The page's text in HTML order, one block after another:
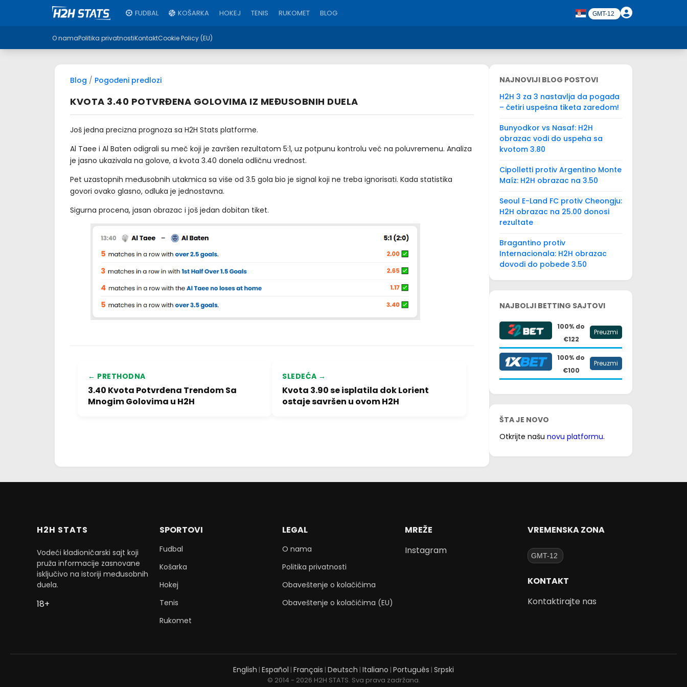
FUDBAL KOŠARKA HOKEJ TENIS RUKOMET BLOG
O namaPolitika privatnostiKontaktCookie Policy (EU)
Blog / Pogođeni predlozi
KVOTA 3.40 POTVRĐENA GOLOVIMA IZ MEĐUSOBNIH DUELA
Još jedna precizna prognoza sa H2H Stats platforme.
Al Taee i Al Baten odigrali su meč koji je završen rezultatom 5:1, uz potpunu kontrolu već na poluvremenu. Analiza
je jasno ukazivala na golove, a kvota 3.40 donela odličnu vrednost.
Pet uzastopnih međusobnih utakmica sa više od 3.5 gola bio je signal koji ne treba ignorisati. Kada statistika
govori ovako glasno, odluka je jednostavna.
Sigurna procena, jasan obrazac i još jedan dobitan tiket.
← PRETHODNA
3.40 Kvota Potvrđena Trendom Sa
Mnogim Golovima u H2H
SLEDEĆA →
Kvota 3.90 se isplatila dok Lorient
ostaje savršen u ovom H2H
NAJNOVIJI BLOG POSTOVI
H2H 3 za 3 nastavlja da pogađa
– četiri uspešna tiketa zaredom!
Bunyodkor vs Nasaf: H2H
obrazac vodi do uspeha sa
kvotom 3.80
Cipolletti protiv Argentino Monte
Maíz: H2H obrazac na 3.50
Seoul E-Land FC protiv Cheongju:
H2H obrazac na 25.00 donosi
rezultate
Bragantino protiv
Internacionala: H2H obrazac
dovodi do pobede 3.50
NAJBOLJI BETTING SAJTOVI
100% do
€122
Preuzmi
100% do
€100
Preuzmi
ŠTA JE NOVO
Otkrijte našu novu platformu.
H2H STATS
Vodeći kladioničarski sajt koji
pruža informacije zasnovane
isključivo na istoriji međusobnih
duela.
18+
SPORTOVI
Fudbal
Košarka
Hokej
Tenis
Rukomet
LEGAL
O nama
Politika privatnosti
Obaveštenje o kolačićima
Obaveštenje o kolačićima (EU)
MREŽE
Instagram
VREMENSKA ZONA
KONTAKT
Kontaktirajte nas
English | Español | Français | Deutsch | Italiano | Português | Srpski
© 2014 - 2026 H2H STATS. Sva prava zadržana.